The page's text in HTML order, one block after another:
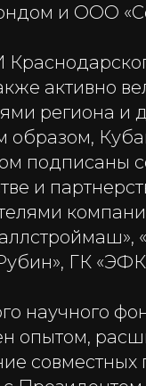
и ООО
активно
региона и
подписаны
и
ГК
научного
опытом,
совместных